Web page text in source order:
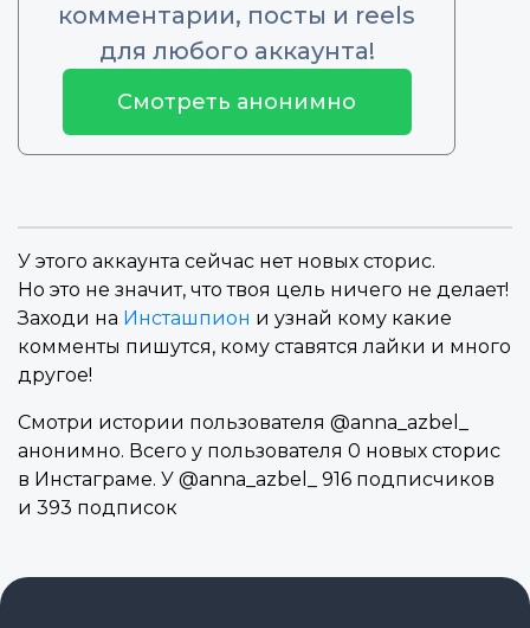
комментарии, посты и reels
для любого аккаунта!
Смотреть анонимно
У этого аккаунта сейчас нет новых сторис.
Но это не значит, что твоя цель ничего не делает!
Заходи на Инсташпион и узнай кому какие
комменты пишутся, кому ставятся лайки и много
другое!
Смотри истории пользователя @anna_azbel_
анонимно. Всего у пользователя 0 новых сторис
в Инстаграме. У @anna_azbel_ 916 подписчиков
и 393 подписок